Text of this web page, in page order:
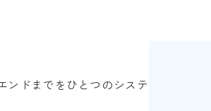
ンドまでをひとつのシステ